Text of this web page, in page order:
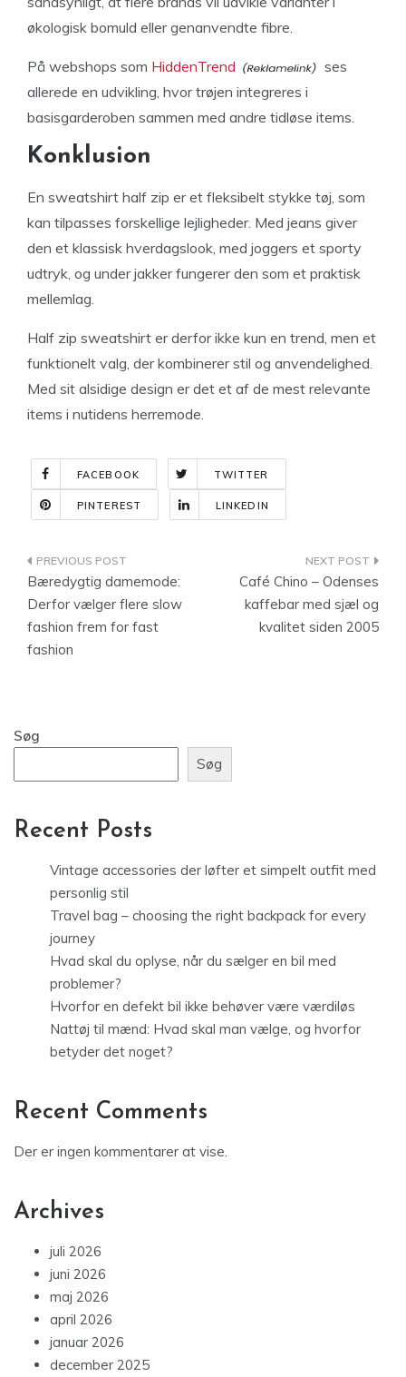
økologisk bomuld eller genanvendte fibre.
På webshops som HiddenTrend
ses
allerede en udvikling, hvor trøjen integreres i
basisgarderoben sammen med andre tidløse items.
Konklusion
En sweatshirt half zip er et fleksibelt stykke tøj, som
kan tilpasses forskellige lejligheder. Med jeans giver
den et klassisk hverdagslook, med joggers et sporty
udtryk, og under jakker fungerer den som et praktisk
mellemlag.
Half zip sweatshirt er derfor ikke kun en trend, men et
funktionelt valg, der kombinerer stil og anvendelighed.
Med sit alsidige design er det et af de mest relevante
items i nutidens herremode.
FACEBOOK TWITTER
PINTEREST LINKEDIN
Indlægsnavigation
Bæredygtig damemode:
Derfor vælger flere slow
fashion frem for fast
fashion
Café Chino – Odenses
kaffebar med sjæl og
kvalitet siden 2005
Søg
Søg
Recent Posts
Vintage accessories der løfter et simpelt outfit med
personlig stil
Travel bag – choosing the right backpack for every
journey
Hvad skal du oplyse, når du sælger en bil med
problemer?
Hvorfor en defekt bil ikke behøver være værdiløs
Nattøj til mænd: Hvad skal man vælge, og hvorfor
betyder det noget?
Recent Comments
Der er ingen kommentarer at vise.
Archives
juli 2026
juni 2026
maj 2026
april 2026
januar 2026
december 2025